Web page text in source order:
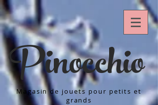
Pinocchio
Magasin de jouets pour petits et
grands